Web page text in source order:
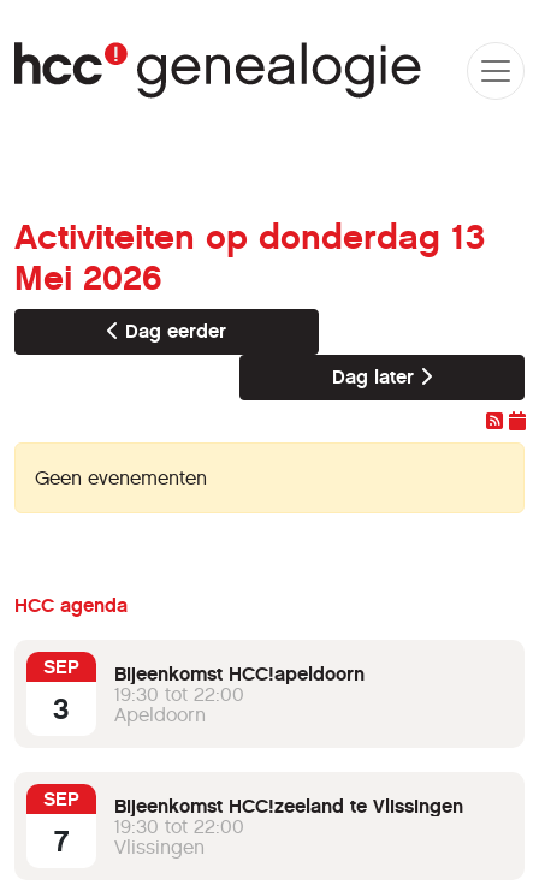
Activiteiten op donderdag 13
Mei 2026
Dag eerder
Dag later
Geen evenementen
HCC agenda
SEP
3
Bijeenkomst HCC!apeldoorn
19:30 tot 22:00
Apeldoorn
SEP
7
Bijeenkomst HCC!zeeland te Vlissingen
19:30 tot 22:00
Vlissingen